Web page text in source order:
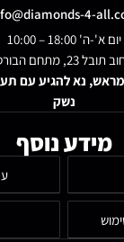
4-
יום א'-ה' 18:00 – 10:00
הבורסה, רמת גן
נא להגיע עם
נשק
מידע נוסף